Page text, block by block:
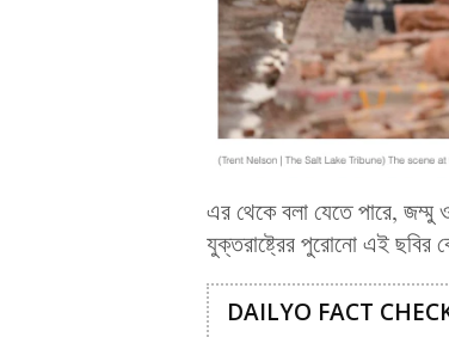
এর থেকে বলা যেতে পারে, জম্মু
যুক্তরাষ্ট্রের পুরোনো এই ছবির
DAILYO FACT